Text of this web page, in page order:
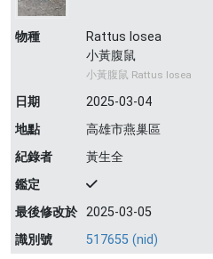
物種
Rattus losea
小黃腹鼠
小黃腹鼠 Rattus losea
日期
2025-03-04
地點
高雄市燕巢區
紀錄者
黃生全
鑑定
最後修改於 2025-03-05
識別號
517655 (nid)